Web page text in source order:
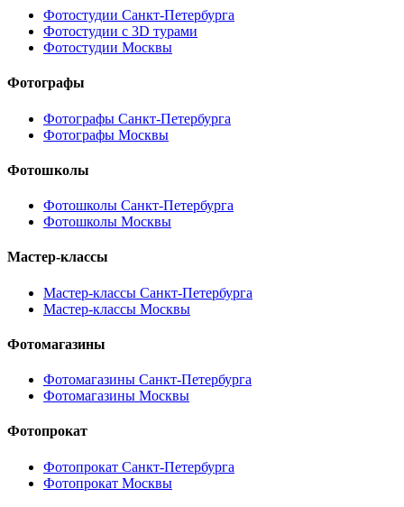
Фотостудии Санкт-Петербурга
Фотостудии с 3D турами
Фотостудии Москвы
Фотографы
Фотографы Санкт-Петербурга
Фотографы Москвы
Фотошколы
Фотошколы Санкт-Петербурга
Фотошколы Москвы
Мастер-классы
Мастер-классы Санкт-Петербурга
Мастер-классы Москвы
Фотомагазины
Фотомагазины Санкт-Петербурга
Фотомагазины Москвы
Фотопрокат
Фотопрокат Санкт-Петербурга
Фотопрокат Москвы